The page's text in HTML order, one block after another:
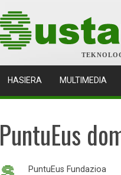
HASIERA (CURRENT)
MULTIMEDIA
PuntuEus
PuntuEus Fundazioa